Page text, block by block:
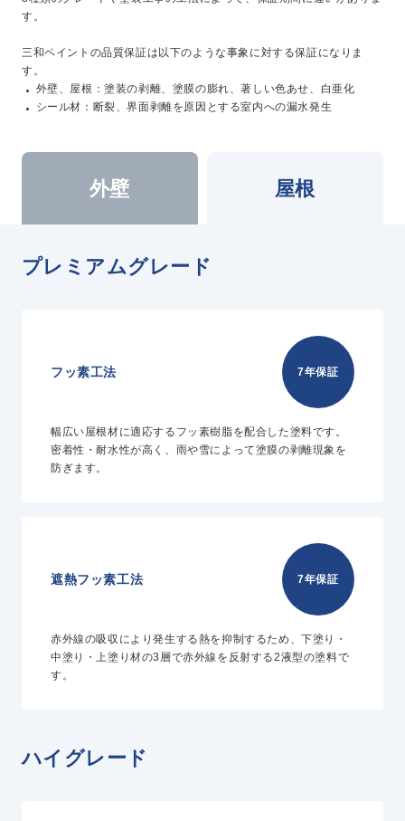
す。
三和ペイントの品質保証は以下のような事象に対する保証になりま
す。
外壁、屋根：塗装の剥離、塗膜の膨れ、著しい色あせ、白亜化
シール材：断裂、界面剥離を原因とする室内への漏水発生
外壁 屋根
プレミアムグレード
フッ素工法 7年保証
幅広い屋根材に適応するフッ素樹脂を配合した塗料です。
密着性・耐水性が高く、雨や雪によって塗膜の剥離現象を
防ぎます。
遮熱フッ素工法 7年保証
赤外線の吸収により発生する熱を抑制するため、下塗り・
中塗り・上塗り材の3層で赤外線を反射する2液型の塗料で
す。
ハイグレード